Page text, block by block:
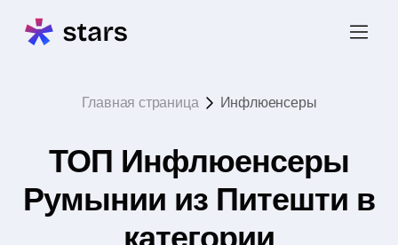
Главная страница Инфлюенсеры
ТОП Инфлюенсеры
Румынии из Питешти в
категории